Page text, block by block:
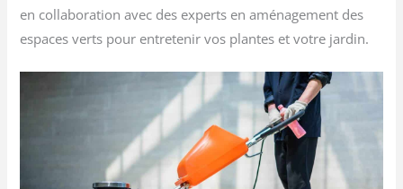
en collaboration avec des experts en aménagement des
espaces verts pour entretenir vos plantes et votre jardin.